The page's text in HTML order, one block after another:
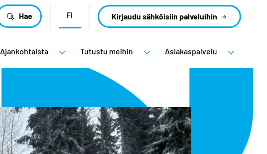
Hae FI Kirjaudu sähköisiin palveluihin
Ajankohtaista Tutustu meihin Asiakaspalvelu